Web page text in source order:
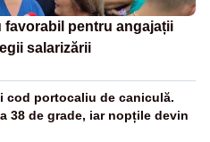
favorabil pentru angajații
salarizării
cod portocaliu de caniculă.
38 de grade, iar nopțile devin